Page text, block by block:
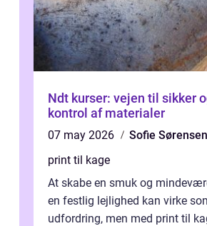
Ndt kurser: vejen til sikker
kontrol af materialer
07 may 2026
Sofie Sørensen
print til kage
At skabe en smuk og
en festlig lejlighed kan virke
udfordring, men med print til